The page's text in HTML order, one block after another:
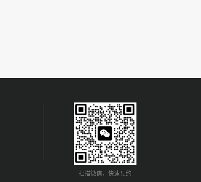
扫描微信，快速预约